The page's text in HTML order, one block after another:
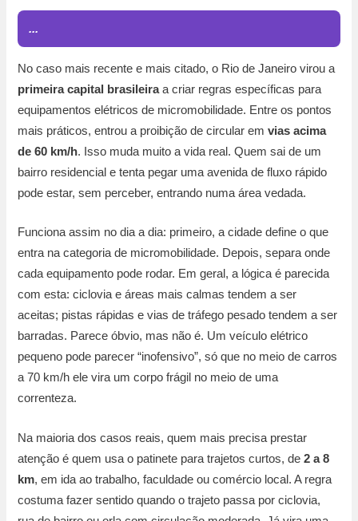
...
No caso mais recente e mais citado, o Rio de Janeiro virou a
primeira capital brasileiraa criar regras específicas para
equipamentos elétricos de micromobilidade. Entre os pontos
mais práticos, entrou a proibição de circular emvias acima
de 60 km/h. Isso muda muito a vida real. Quem sai de um
bairro residencial e tenta pegar uma avenida de fluxo rápido
pode estar, sem perceber, entrando numa área vedada.
Funciona assim no dia a dia: primeiro, a cidade define o que
entra na categoria de micromobilidade. Depois, separa onde
cada equipamento pode rodar. Em geral, a lógica é parecida
com esta: ciclovia e áreas mais calmas tendem a ser
aceitas; pistas rápidas e vias de tráfego pesado tendem a ser
barradas. Parece óbvio, mas não é. Um veículo elétrico
pequeno pode parecer “inofensivo”, só que no meio de carros
a 70 km/h ele vira um corpo frágil no meio de uma
correnteza.
Na maioria dos casos reais, quem mais precisa prestar
atenção é quem usa o patinete para trajetos curtos, de2 a 8
km, em ida ao trabalho, faculdade ou comércio local. A regra
costuma fazer sentido quando o trajeto passa por ciclovia,